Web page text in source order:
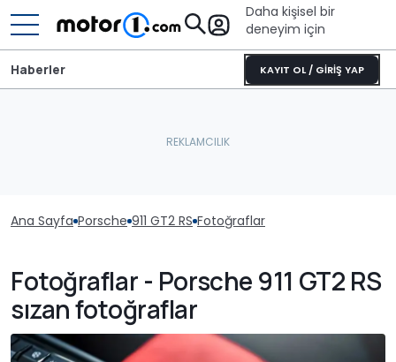
Daha kişisel bir
deneyim için
KAYIT OL / GİRİŞ YAP
Haberler
Ana Sayfa Porsche 911 GT2 RS Fotoğraflar
Fotoğraflar - Porsche 911 GT2 RS
sızan fotoğraflar